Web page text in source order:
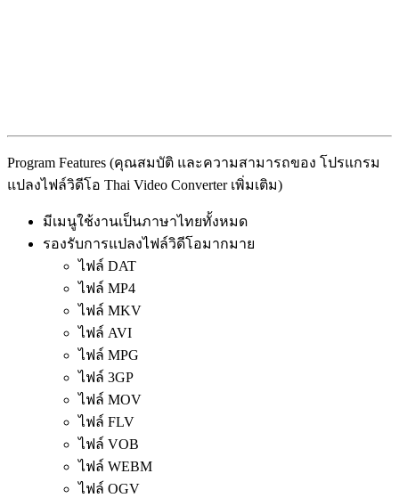
Program Features (คุณสมบัติ และความสามารถของ โปรแกรม
แปลงไฟล์วิดีโอ Thai Video Converter เพิ่มเติม)
มีเมนูใช้งานเป็นภาษาไทยทั้งหมด
รองรับการแปลงไฟล์วิดีโอมากมาย
ไฟล์ DAT
ไฟล์ MP4
ไฟล์ MKV
ไฟล์ AVI
ไฟล์ MPG
ไฟล์ 3GP
ไฟล์ MOV
ไฟล์ FLV
ไฟล์ VOB
ไฟล์ WEBM
ไฟล์ OGV